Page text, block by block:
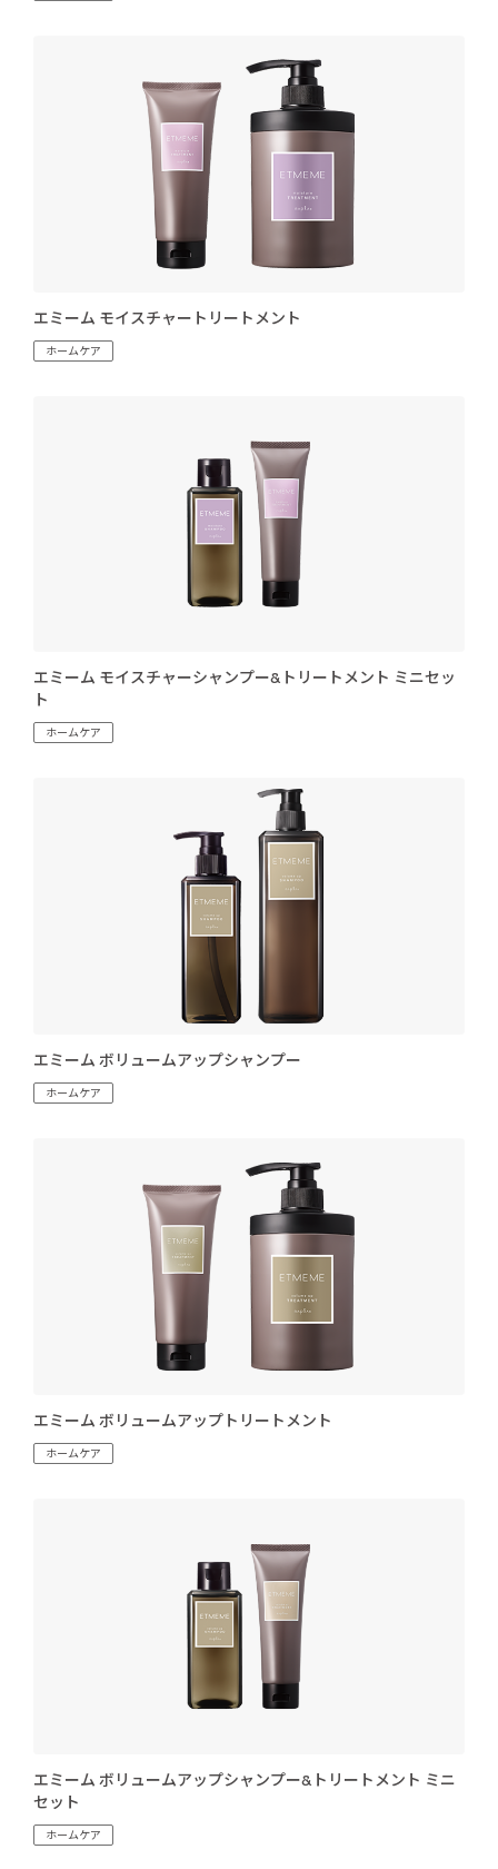
エミーム モイスチャートリートメント
ホームケア
エミーム モイスチャーシャンプー&トリートメント ミニセッ
ト
ホームケア
エミーム ボリュームアップシャンプー
ホームケア
エミーム ボリュームアップトリートメント
ホームケア
エミーム ボリュームアップシャンプー&トリートメント ミニ
セット
ホームケア